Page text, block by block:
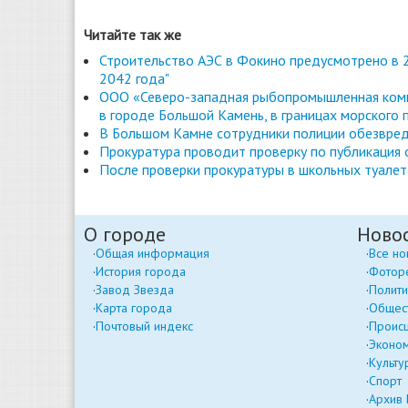
Читайте так же
Строительство АЭС в Фокино предусмотрено в
2042 года"
ООО «Северо-западная рыбопромышленная
в городе Большой Камень, в границах морского
В Большом Камне сотрудники полиции
Прокуратура проводит проверку по
После проверки прокуратуры в школьных
О городе
Общая информация
История города
Завод Звезда
Карта города
Почтовый индекс
Все
Спорт
Архив